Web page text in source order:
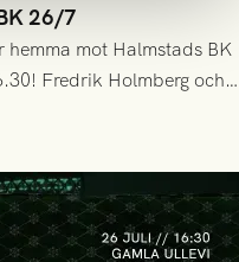
26/7
hemma mot Halmstads BK
Fredrik Holmberg och
till matchen: